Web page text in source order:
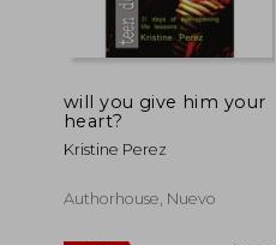
will you give him your
heart?
Kristine Perez
Authorhouse, Nuevo